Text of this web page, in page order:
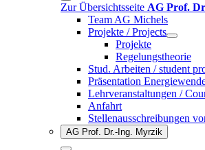
Zur Übersichtsseite AG Prof.
Team AG Michels
Projekte / Projects
Projekte
Regelungstheorie
Stud. Arbeiten / student
Präsentation
Lehrveranstaltungen /
Anfahrt
Stellenausschreibungen
AG Prof. Dr.-Ing. Myrzik